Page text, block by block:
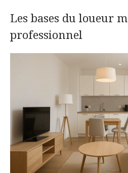
Les bases du loueur
professionnel